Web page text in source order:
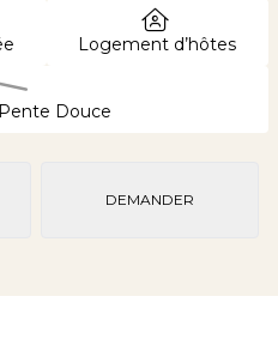
Logement d’hôtes
Douce
DEMANDER